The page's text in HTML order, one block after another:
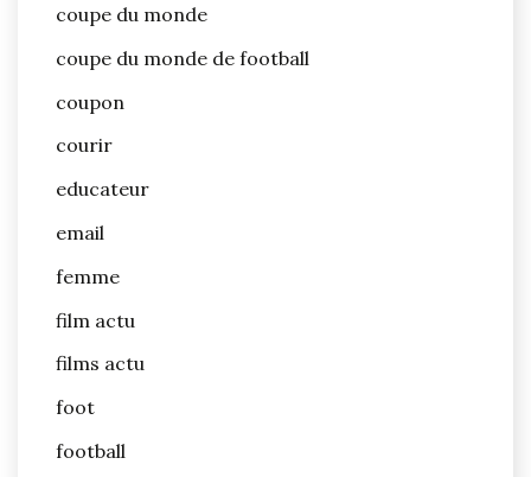
coupe du monde
coupe du monde de football
coupon
courir
educateur
email
femme
film actu
films actu
foot
football